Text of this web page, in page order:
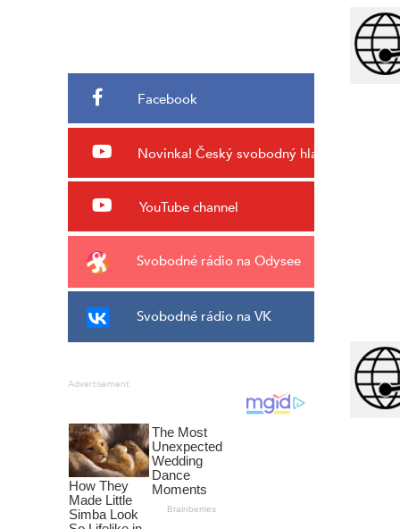
Facebook
Novinka! Český svobodný hlas
YouTube channel
Svobodné rádio na Odysee
Svobodné rádio na VK
Advertisement